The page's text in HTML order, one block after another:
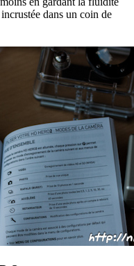
dans un coin de